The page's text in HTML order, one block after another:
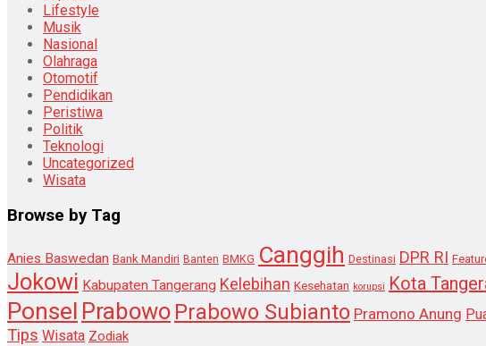
Lifestyle
Musik
Nasional
Olahraga
Otomotif
Pendidikan
Peristiwa
Politik
Teknologi
Uncategorized
Wisata
Browse by Tag
Anies Baswedan Bank Mandiri Banten BMKG Canggih Destinasi DPR RI
Jokowi Kabupaten Tangerang Kelebihan Kesehatan korupsi Kota
Ponsel Prabowo Prabowo Subianto Pramono Anung
Tips Wisata Zodiak